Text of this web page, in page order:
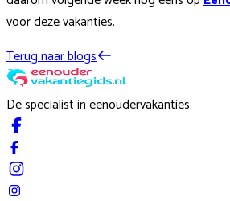
voor deze vakanties.
Terug naar blogs
De specialist in eenoudervakanties.